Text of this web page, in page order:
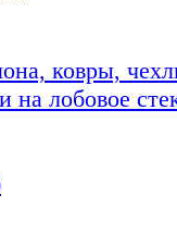
ковры,
лобовое